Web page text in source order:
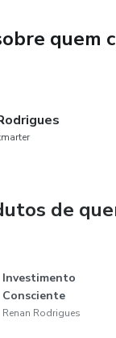
quem
de
Investimento
Consciente
Renan Rodrigues